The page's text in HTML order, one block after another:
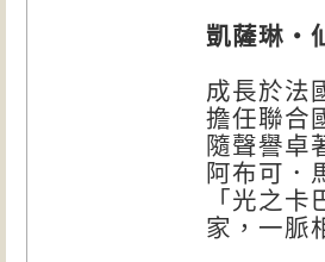
凱薩琳・
成長於法
擔任聯合
隨聲譽卓
阿布可．
「光之
家，一脈